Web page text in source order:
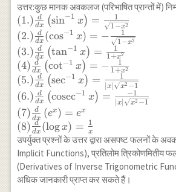
उत्तर:कुछ मानक अवकलज (परिभाषित प्रान्तों में)
(1.) \frac{d}{d x}\left(\sin ^{-1}
x\right)=\frac{1}{\sqrt{1-
x^{2}}} \\ (2.) \frac{d}{d x}
(\cos^{-1} x)=-\frac{1}{\sqrt{1-
x^{2}}} \\ (3.) \frac{d}{d
x}\left(\tan ^{-1}
x\right)=\frac{1}{1+x^{2}} \\
(4) \frac{d}{d x}\left(\cot ^{-1}
x\right)=-\frac{1}{1+x^{2}} \\
(5.)\frac{d}{d x}\left(\sec ^{-1}
x\right)=\frac{1}{|x|
\sqrt{x^{2}-1}} \\ (6.)
x\right)=\frac{-1}{|x|
(1.) dx
d (sin−1 x) = 1−x2
1
(2.) dx
d (cos−1 x) = − 1−x2
1
(3.) dx
d (tan−1 x) = 1+x2
1
(4) dx
d (cot−1 x) = − 1+x2
1
(5.) dx
d (sec−1 x) = ∣x∣ x2−1
1
(6.) dx
d (cosec−1 x) = ∣x x2 −1
−1
(7) dx
d (ex) = ex
(8) dx
d (log x) = x
1
उपर्युक्त प्रश्नों के उत्तर द्वारा असपष्ट फलनों के
Implicit Functions), प्रतिलोम
(Derivatives of Inverse Trigonometric
अधिक जानकारी प्राप्त कर सकते हैं।